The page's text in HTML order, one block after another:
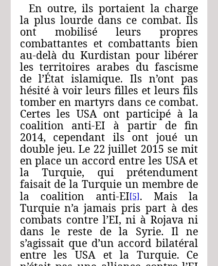
En outre, ils portaient la charge
la plus lourde dans ce combat. Ils
ont mobilisé leurs propres
combattantes et combattants bien
au‑delà du Kurdistan pour libérer
les territoires arabes du fascisme
de l’État islamique. Ils n’ont pas
hésité à voir leurs filles et leurs fils
tomber en martyrs dans ce combat.
Certes les USA ont participé à la
coalition anti-EI à partir de fin
2014, cependant ils ont joué un
double jeu. Le 22 juillet 2015 se mit
en place un accord entre les USA et
la Turquie, qui prétendument
faisait de la Turquie un membre de
la coalition anti-EI[5]. Mais la
Turquie n’a jamais pris part à des
combats contre l’EI, ni à Rojava ni
dans le reste de la Syrie. Il ne
s’agissait que d’un accord bilatéral
entre les USA et la Turquie. Ce